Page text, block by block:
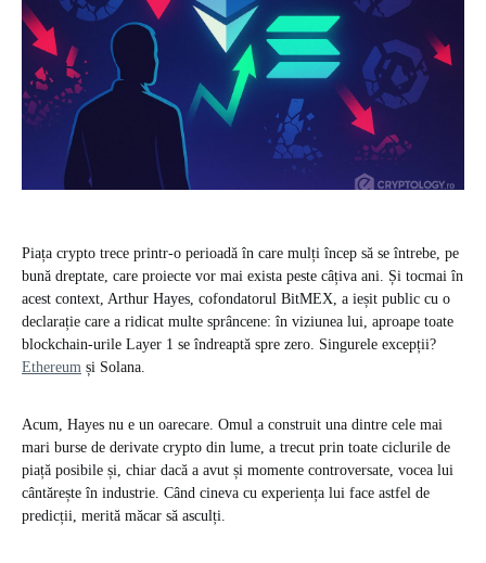
Piața crypto trece printr-o perioadă în care mulți încep să se întrebe, pe
bună dreptate, care proiecte vor mai exista peste câțiva ani. Și tocmai în
acest context, Arthur Hayes, cofondatorul BitMEX, a ieșit public cu o
declarație care a ridicat multe sprâncene: în viziunea lui, aproape toate
blockchain-urile Layer 1 se îndreaptă spre zero. Singurele excepții?
Ethereum și Solana.
Acum, Hayes nu e un oarecare. Omul a construit una dintre cele mai
mari burse de derivate crypto din lume, a trecut prin toate ciclurile de
piață posibile și, chiar dacă a avut și momente controversate, vocea lui
cântărește în industrie. Când cineva cu experiența lui face astfel de
predicții, merită măcar să asculți.